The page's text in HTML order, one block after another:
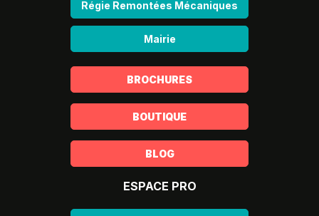
Régie Remontées Mécaniques
Mairie
BROCHURES
BOUTIQUE
BLOG
ESPACE PRO